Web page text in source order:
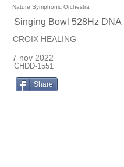
Nature Symphonic Orchestra
Singing Bowl 528Hz DNA
CROIX HEALING
7 nov 2022
CHDD-1551
Share